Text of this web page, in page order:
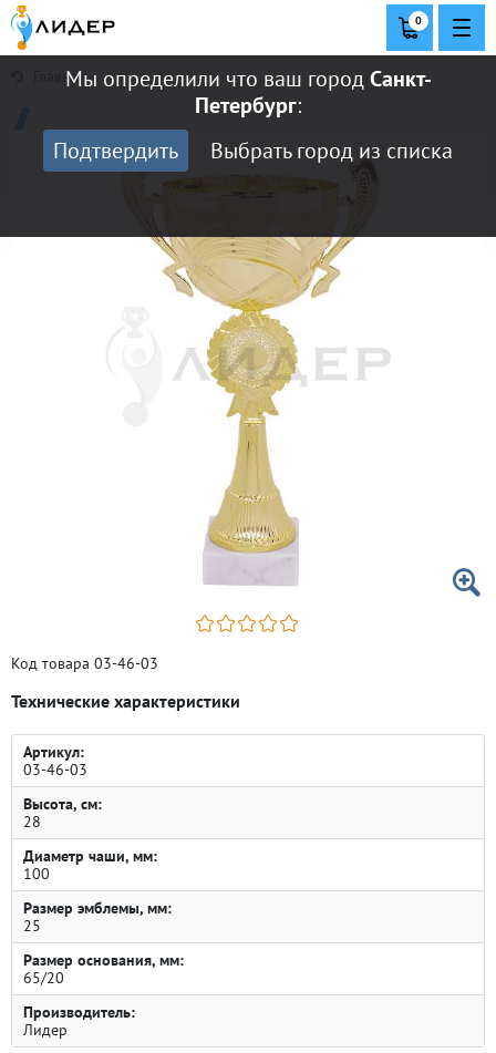
Мы определили что ваш городСанкт-
Петербург:
Подтвердить
Выбрать город из списка
0
Главная
Код товара 03-46-03
Технические характеристики
Артикул:
03-46-03
Высота, см:
28
Диаметр чаши, мм:
100
Размер эмблемы, мм:
25
Размер основания, мм:
65/20
Производитель:
Лидер